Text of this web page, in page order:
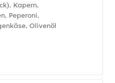
Kapern,
Peperoni,
Olivenöl